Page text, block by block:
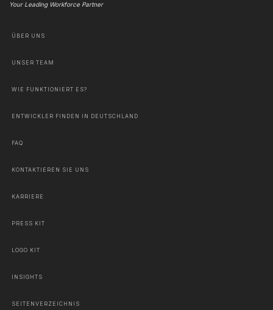
Your Leading Workforce Partner
ÜBER UNS
UNSER TEAM
WIE FUNKTIONIERT ES?
ENTWICKLER FINDEN IN DEUTSCHLAND
FAQ
KONTAKTIEREN SIE UNS
KARRIERE
PRESS KIT
LOGO KIT
INSIGHTS
SEITENVERZEICHNIS